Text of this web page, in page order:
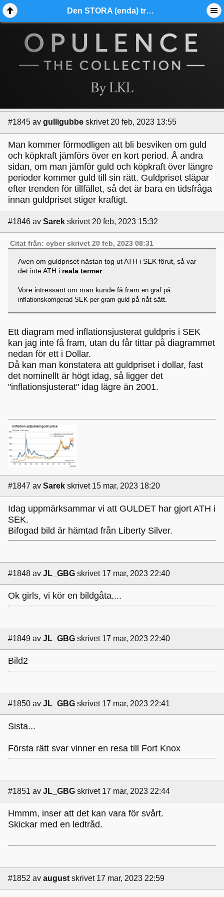
Den STORA (enda) tråden för kommentarer angående guldspot. - Ädelmetallforum
#1845 av gulligubbe skrivet 20 feb, 2023 13:55
Man kommer förmodligen att bli besviken om guld
och köpkraft jämförs över en kort period. Å andra
sidan, om man jämför guld och köpkraft över längre
perioder kommer guld till sin rätt. Guldpriset släpar
efter trenden för tillfället, så det är bara en tidsfråga
innan guldpriset stiger kraftigt.
#1846 av Sarek skrivet 20 feb, 2023 15:32
Citat från: cyber skrivet 20 feb, 2023 08:31
Även om guldpriset nästan tog ut ATH i SEK förut, så var
det inte ATH i reala termer.
Vore intressant om man kunde få fram en graf på
inflationskorrigerad SEK per gram guldpå nåt sätt.
Ett diagram med inflationsjusterat guldpris i SEK
kan jag inte få fram, utan du får tittar på diagrammet
nedan för ett i Dollar.
Då kan man konstatera att guldpriset i dollar, fast
det nominellt är högt idag, så ligger det
"inflationsjusterat" idag lägre än 2001.
#1847 av Sarek skrivet 15 mar, 2023 18:20
Idag uppmärksammar vi att GULDET har gjort ATH i
SEK.
Bifogad bild är hämtad från Liberty Silver.
#1848 av JL_GBG skrivet 17 mar, 2023 22:40
Ok girls, vi kör en bildgåta....
#1849 av JL_GBG skrivet 17 mar, 2023 22:40
Bild2
#1850 av JL_GBG skrivet 17 mar, 2023 22:41
Sista...
Första rätt svar vinner en resa till Fort Knox
#1851 av JL_GBG skrivet 17 mar, 2023 22:44
Hmmm, inser att det kan vara för svårt.
Skickar med en ledtråd.
#1852 av august skrivet 17 mar, 2023 22:59